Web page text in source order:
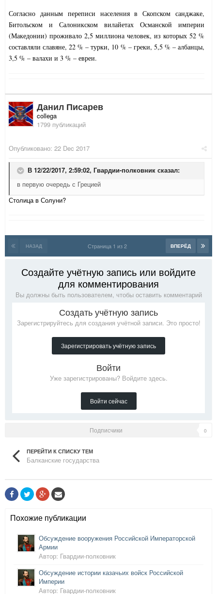
Согласно данным переписи населения в Скопском санджаке,
Битольском и Салоникском вилайетах Османской империи
(Македонии) проживало 2,5 миллиона человек, из которых 52 %
составляли славяне, 22 % – турки, 10 % – греки, 5,5 % – албанцы,
3,5 % – валахи и 3 % – евреи.
Данил Писарев
collega
1799 публикаций
Опубликовано: 22 Dec 2017
В 12/22/2017, 2:59:02, Гвардии-полковник сказал:
в первую очередь с Грецией
Столица в Солуни?
НАЗАД ВПЕРЁД
Страница 1 из 2
Создайте учётную запись или войдите
для комментирования
Вы должны быть пользователем, чтобы оставить комментарий
Создать учётную запись
Зарегистрируйтесь для создания учётной записи. Это просто!
Зарегистрировать учётную запись
Войти
Уже зарегистрированы? Войдите здесь.
Войти сейчас
Подписчики 0
ПЕРЕЙТИ К СПИСКУ ТЕМ
Балканские государства
Похожие публикации
Обсуждение вооружения Российской Императорской
Армии
Автор: Гвардии-полковник
Обсуждение истории казачьих войск Российской
Империи
Автор: Гвардии-полковник